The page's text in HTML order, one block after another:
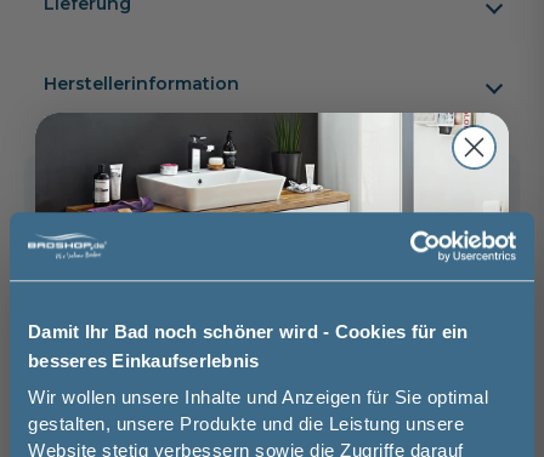
Damit Ihr Bad noch schöner wird - Cookies für ein
besseres Einkaufserlebnis
Wir wollen unsere Inhalte und Anzeigen für Sie optimal
gestalten, unsere Produkte und die Leistung unsere
Website stetig verbessern sowie die Zugriffe darauf
Herstellerinformation
5 Jahre
Kunden kauften auch 8
Axor Citterio Thermostat 380/120 für 2
Verbraucher mit Platte in chrom
Jetzt 50 € sparen!